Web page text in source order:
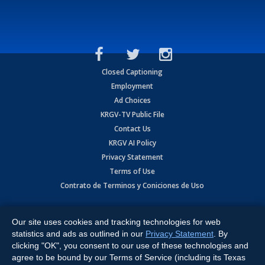
Closed Captioning
Employment
Ad Choices
KRGV-TV Public File
Contact Us
KRGV AI Policy
Privacy Statement
Terms of Use
Contrato de Terminos y Coniciones de Uso
Expressway, Weslaco, TX 78596.
All Rights Reserved. Powered by:Ruby Shore Software
Our site uses cookies and tracking technologies for web
statistics and ads as outlined in our Privacy Statement . By
clicking "OK", you consent to our use of these technologies and
agree to be bound by our Terms of Service (including its Texas